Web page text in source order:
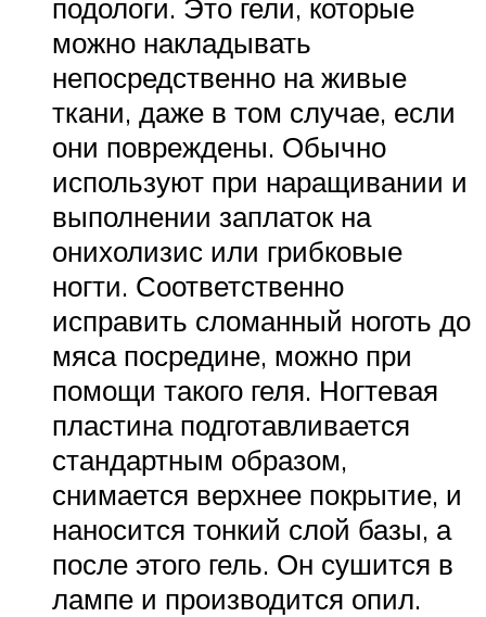
подологи. Это гели, которые
можно накладывать
непосредственно на живые
ткани, даже в том случае, если
они повреждены. Обычно
используют при наращивании и
выполнении заплаток на
онихолизис или грибковые
ногти. Соответственно
исправить сломанный ноготь до
мяса посредине, можно при
помощи такого геля. Ногтевая
пластина подготавливается
стандартным образом,
снимается верхнее покрытие, и
наносится тонкий слой базы, а
после этого гель. Он сушится в
лампе и производится опил.